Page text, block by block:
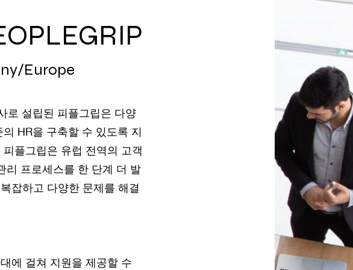
Europe
로 설립된 피플그립은 다양
HR을 구축할 수 있도록 지
플그립은 유럽 전역의 고객
리 프로세스를 한 단계 더 발
잡하고 다양한 문제를 해결
에 걸쳐 지원을 제공할 수